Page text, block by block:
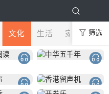
文化 生活 家庭 娱乐
筛选